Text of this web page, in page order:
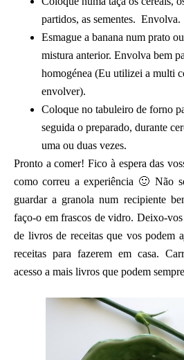
partidos, as sementes. Envolva.
Esmague a banana num prato
mistura anterior. Envolva bem
homogénea (Eu utilizei a multi
envolver).
Coloque no tabuleiro de forno
seguida o preparado, durante
uma ou duas vezes.
Pronto a comer! Fico à espera das
como correu a experiência 🙂 Não
guardar a granola num recipiente
faço-o em frascos de vidro. Deixo-
de livros de receitas que vos podem
receitas para fazerem em casa.
acesso a mais livros que podem